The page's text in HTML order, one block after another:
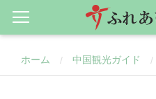
ホーム / 中国観光ガイド /